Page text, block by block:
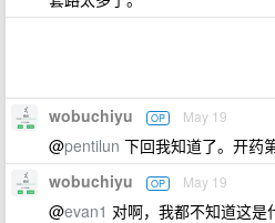
wobuchiyu OP May 19
@pentilun 下回我知道了。开药
wobuchiyu OP May 19
@evan1 对啊，我都不知道这